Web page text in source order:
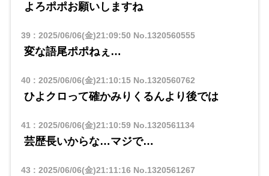
よろポポお願いしますね
39: 2025/06/06(金)21:09:50 No.1320560555
変な語尾ポポねぇ…
40 : 2025/06/06(金)21:10:15No.1320560762
ひよクロって確かみりくるんより後では
41: 2025/06/06(金)21:10:59No.1320561134
芸歴長いからな…マジで…
43 : 2025/06/06(金)21:11:16 No.1320561267